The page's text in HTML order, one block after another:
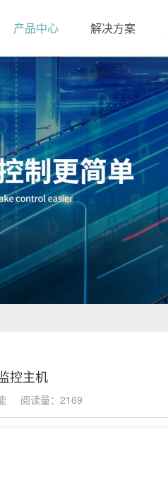
产品中心 解决方案
控主机
阅读量：2169